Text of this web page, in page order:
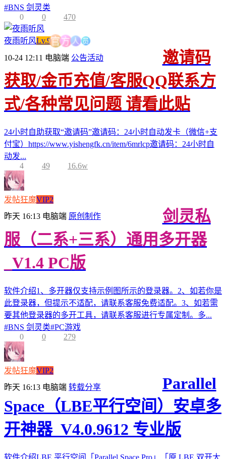
#BNS 剑灵类
0
0 470
夜雨听风Lv.9官 方人员
10-24 12:11 电脑端 公告活动
邀请码
获取/金币充值/客服QQ联系方
式/各种常见问题 请看此贴
24小时自助获取“邀请码”邀请码：24小时自动发卡（微信+支
付宝）https://www.yishengfk.cn/item/6mrlcp邀请码：24小时自
动发...
4
49 16.6w
发帖狂魔VIP2
昨天 16:13 电脑端 原创制作
剑灵私
服（二系+三系）通用多开器
_V1.4 PC版
软件介绍1、多开器仅支持示例图所示的登录器。2、如若你是
此登录器，但提示不适配，请联系客服免费适配。3、如若需
要其他登录器的多开工具，请联系客服进行专属定制。多...
#BNS 剑灵类#PC游戏
0
0 279
发帖狂魔VIP2
昨天 16:13 电脑端 转载分享
Parallel
Space（LBE平行空间）安卓多
开神器_V4.0.9612 专业版
软件介绍LBE 平行空间「Parallel Space Pro」「原 LBE 双开大